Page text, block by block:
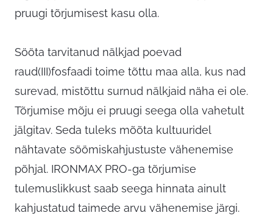
pruugi tõrjumisest kasu olla.
Sööta tarvitanud nälkjad poevad
raud(III)fosfaadi toime tõttu maa alla, kus nad
surevad, mistõttu surnud nälkjaid näha ei ole.
Tõrjumise mõju ei pruugi seega olla vahetult
jälgitav. Seda tuleks mõõta kultuuridel
nähtavate söömiskahjustuste vähenemise
põhjal. IRONMAX PRO-ga tõrjumise
tulemuslikkust saab seega hinnata ainult
kahjustatud taimede arvu vähenemise järgi.